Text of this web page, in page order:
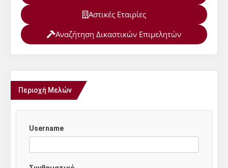
Αστικές Εταιρίες
Αναζήτηση Δικαστικών Επιμελητών
Περιοχή Μελών
Username